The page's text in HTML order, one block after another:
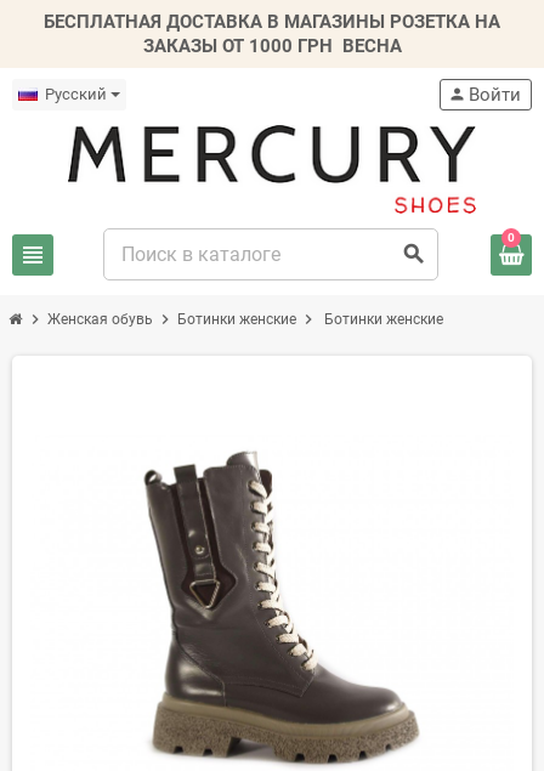
БЕСПЛАТНАЯ ДОСТАВКА В МАГАЗИНЫ РОЗЕТКА НА
ЗАКАЗЫ ОТ 1000 ГРН ВЕСНА
Русский
view_headline search
person Войти
0
chevron_right Женская обувь chevron_right Ботинки женские chevron_right Ботинки женские